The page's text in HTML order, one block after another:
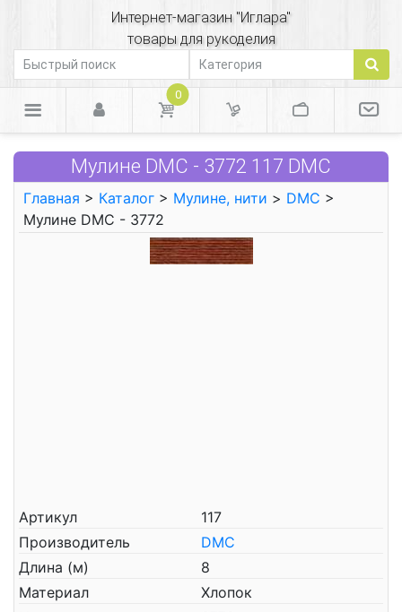
Интернет-магазин "Иглара"
товары для рукоделия
0
Мулине DMC - 3772 117 DMC
Главная > Каталог > Мулине, нити > DMC >
Мулине DMC - 3772
Артикул
117
Производитель
DMC
Длина (м)
8
Материал
Хлопок